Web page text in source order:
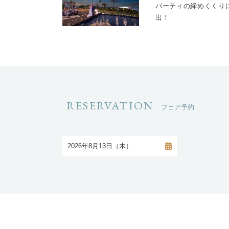
パーティの締めくくり
出！
RESERVATION フェア予約